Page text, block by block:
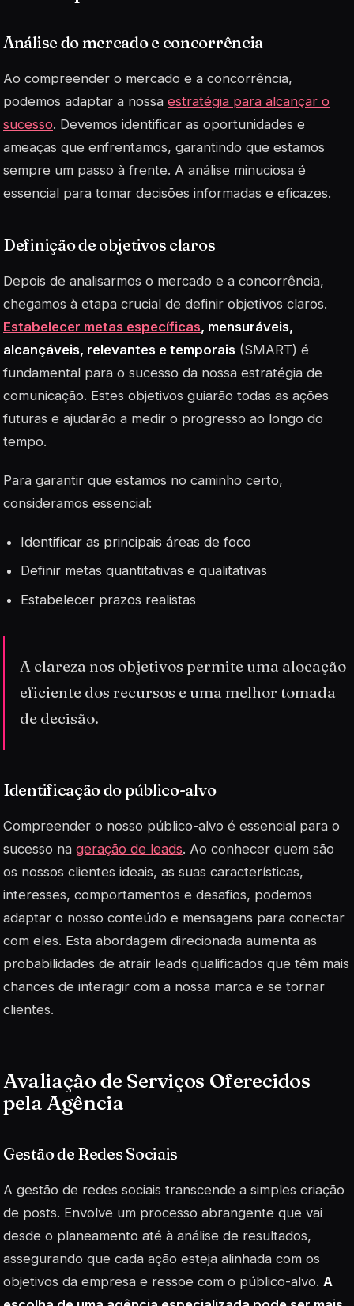
Análise do mercado e concorrência
Ao compreender o mercado e a concorrência,
podemos adaptar a nossa estratégia para alcançar o
sucesso. Devemos identificar as oportunidades e
ameaças que enfrentamos, garantindo que estamos
sempre um passo à frente. A análise minuciosa é
essencial para tomar decisões informadas e eficazes.
Definição de objetivos claros
Depois de analisarmos o mercado e a concorrência,
chegamos à etapa crucial de definir objetivos claros.
Estabelecer metas específicas, mensuráveis,
alcançáveis, relevantes e temporais (SMART) é
fundamental para o sucesso da nossa estratégia de
comunicação. Estes objetivos guiarão todas as ações
futuras e ajudarão a medir o progresso ao longo do
tempo.
Para garantir que estamos no caminho certo,
consideramos essencial:
Identificar as principais áreas de foco
Definir metas quantitativas e qualitativas
Estabelecer prazos realistas
A clareza nos objetivos permite uma alocação
eficiente dos recursos e uma melhor tomada
de decisão.
Identificação do público-alvo
Compreender o nosso público-alvo é essencial para o
sucesso na geração de leads. Ao conhecer quem são
os nossos clientes ideais, as suas características,
interesses, comportamentos e desafios, podemos
adaptar o nosso conteúdo e mensagens para conectar
com eles. Esta abordagem direcionada aumenta as
probabilidades de atrair leads qualificados que têm mais
chances de interagir com a nossa marca e se tornar
clientes.
Avaliação de Serviços Oferecidos
pela Agência
Gestão de Redes Sociais
A gestão de redes sociais transcende a simples criação
de posts. Envolve um processo abrangente que vai
desde o planeamento até à análise de resultados,
assegurando que cada ação esteja alinhada com os
objetivos da empresa e ressoe com o público-alvo. A